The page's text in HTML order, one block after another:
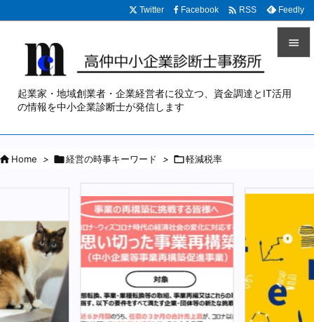
起業家・地域創業者・企業経営者に役立つ、資金調達とIT活用
の情報を中小企業診断士が発信します

次へ
検索
Twitter Facebook  RSS Feedly
Home > 経営の時事キーワード > 軽減税率